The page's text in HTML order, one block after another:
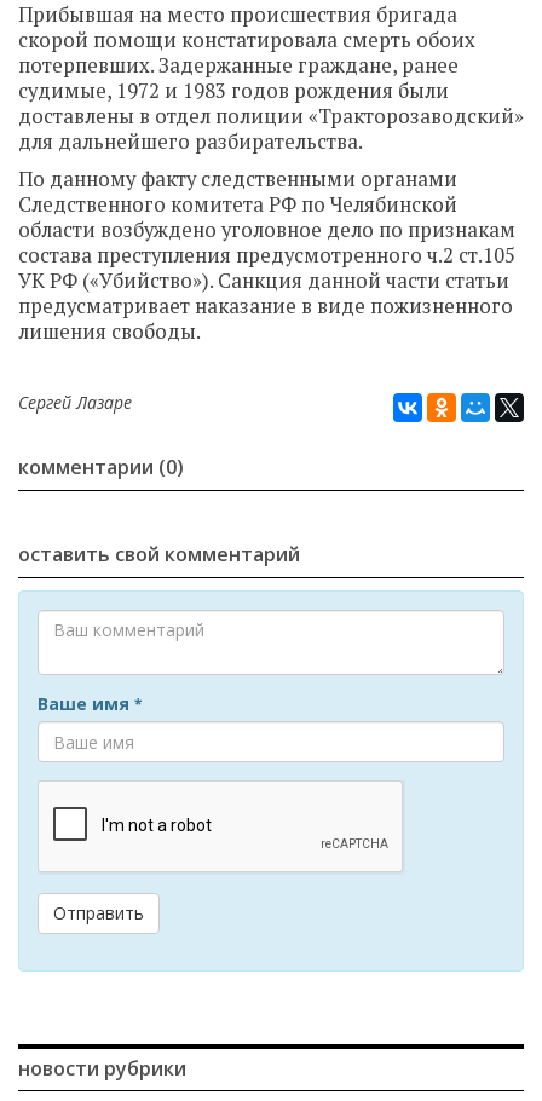
Прибывшая на место происшествия бригада
скорой помощи констатировала смерть обоих
потерпевших. Задержанные граждане, ранее
судимые, 1972 и 1983 годов рождения были
доставлены в отдел полиции «Тракторозаводский»
для дальнейшего разбирательства.
По данному факту следственными органами
Следственного комитета РФ по Челябинской
области возбуждено уголовное дело по признакам
состава преступления предусмотренного ч.2 ст.105
УК РФ («Убийство»). Санкция данной части статьи
предусматривает наказание в виде пожизненного
лишения свободы.
Сергей Лазаре
комментарии (0)
оставить свой комментарий
Ваше имя *
Отправить
новости рубрики